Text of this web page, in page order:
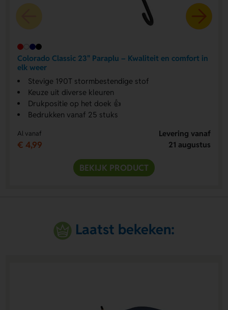
Colorado Classic 23" Paraplu – Kwaliteit en comfort in
elk weer
Stevige 190T stormbestendige stof
Keuze uit diverse kleuren
Drukpositie op het doek 👍
Bedrukken vanaf 25 stuks
Al vanaf
€ 4,99
Levering vanaf
21 augustus
BEKIJK PRODUCT
Laatst bekeken: